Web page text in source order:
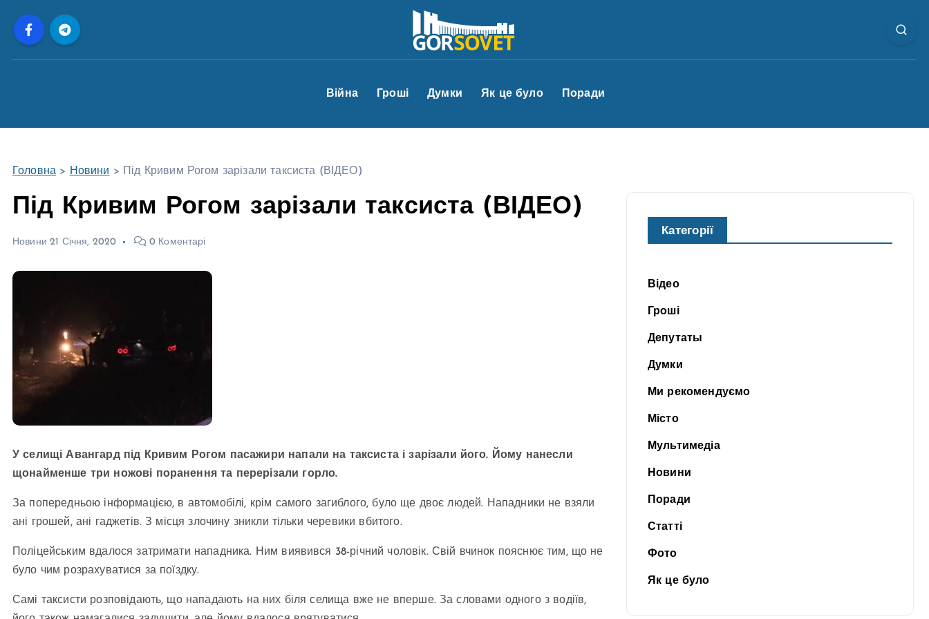
Війна Гроші Думки Як це було Поради
Головна > Новини > Під Кривим Рогом зарізали таксиста (ВІДЕО)
Під Кривим Рогом зарізали таксиста (ВІДЕО)
Новини 21 Січня, 2020 0 Коментарі
У селищі Авангард під Кривим Рогом пасажири напали на таксиста і зарізали його. Йому нанесли
щонайменше три ножові поранення та перерізали горло.
За попередньою інформацією, в автомобілі, крім самого загиблого, було ще двоє людей. Нападники не взяли
ані грошей, ані гаджетів. З місця злочину зникли тільки черевики вбитого.
Поліцейським вдалося затримати нападника. Ним виявився 38-річний чоловік. Свій вчинок пояснює тим, що не
було чим розрахуватися за поїздку.
Самі таксисти розповідають, що нападають на них біля селища вже не вперше. За словами одного з водіїв,
Категорії
Відео
Гроші
Депутаты
Думки
Ми рекомендуємо
Місто
Мультимедіа
Новини
Поради
Статті
Фото
Як це було